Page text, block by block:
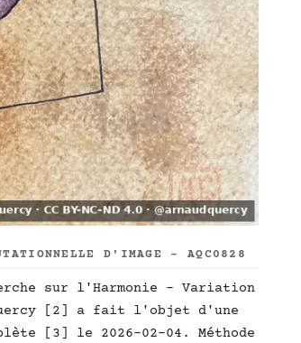
D'IMAGE - AQC0828
sur l'Harmonie - Variation
[2] a fait l'objet d'une
[3] le 2026-02-04. Méthode